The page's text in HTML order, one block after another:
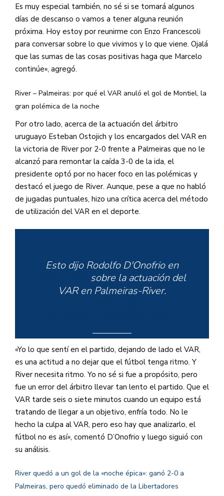
Es muy especial también, no sé si se tomará algunos
días de descanso o vamos a tener alguna reunión
próxima. Hoy estoy por reunirme con Enzo Francescoli
para conversar sobre lo que vivimos y lo que viene. Ojalá
que las sumas de las cosas positivas haga que Marcelo
continúe», agregó.
River – Palmeiras: por qué el VAR anuló el gol de Montiel, la
gran polémica de la noche
Por otro lado, acerca de la actuación del árbitro
uruguayo Esteban Ostojich y los encargados del VAR en
la victoria de River por 2-0 frente a Palmeiras que no le
alcanzó para remontar la caída 3-0 de la ida, el
presidente optó por no hacer foco en las polémicas y
destacó el juego de River. Aunque, pese a que no habló
de jugadas puntuales, hizo una crítica acerca del método
de utilización del VAR en el deporte.
Esto dijo Rodolfo D'Onofrio en
sobre la actuación del
VAR en Palmeiras-River.
— SportsCenter (@SC_ESPN)
January 13, 2021
«Yo lo que sentí en el partido, dejando de lado el VAR,
es una actitud a no dejar que el fútbol tenga ritmo. Y
River necesita ritmo. Yo no sé si fue a propósito, pero
fue un error del árbitro llevar tan lento el partido. Que el
VAR tarde seis o siete minutos cuando un equipo está
tratando de llegar a un objetivo, enfría todo. No le
hecho la culpa al VAR, pero eso hay que analizarlo, el
fútbol no es así», comentó D’Onofrio y luego siguió con
su análisis.
River quedó a un gol de la «noche épica»: ganó 2-0 a
Palmeiras, pero quedó eliminado de la Libertadores